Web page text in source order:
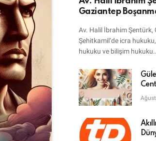
Gaziantep
Avukatı
Av. Halil İbrahim Şentürk,
Şehitkamil’de icra
hukuku ve bilişim